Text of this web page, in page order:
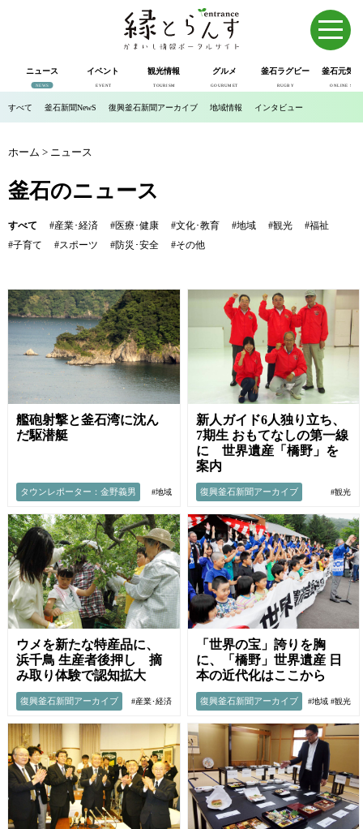
ニュース
NEWS
イベント
EVENT
観光情報
TOURISM
グルメ
GOURUMET
釜石ラグビー
RUGBY
釜石元気
ONLINE SHOP
すべて 釜石新聞NewS 復興釜石新聞アーカイブ 地域情報 インタビュー
ホーム > ニュース
釜石のニュース
すべて #産業･経済 #医療･健康 #文化･教育 #地域 #観光
#福祉
#子育て
#スポーツ #防災･安全 #その他
艦砲射撃と釜石湾に沈ん
だ駆潜艇
タウンレポーター：金野義男 #地域
新人ガイド6人独り立ち、
7期生 おもてなしの第一線
に 世界遺産「橋野」を
案内
復興釜石新聞アーカイブ #観光
ウメを新たな特産品に、
浜千鳥 生産者後押し 摘
み取り体験で認知拡大
復興釜石新聞アーカイブ #産業･経済
「世界の宝」誇りを胸
に、「橋野」世界遺産 日
本の近代化はここから
復興釜石新聞アーカイブ #地域 #観光